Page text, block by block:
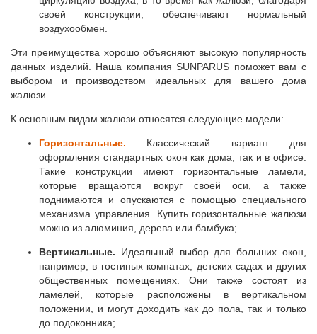
своей конструкции, обеспечивают нормальный
воздухообмен.
Эти преимущества хорошо объясняют высокую популярность
данных изделий. Наша компания SUNPARUS поможет вам с
выбором и производством идеальных для вашего дома
жалюзи.
К основным видам жалюзи относятся следующие модели:
Горизонтальные. Классический вариант для
оформления стандартных окон как дома, так и в офисе.
Такие конструкции имеют горизонтальные ламели,
которые вращаются вокруг своей оси, а также
поднимаются и опускаются с помощью специального
механизма управления. Купить горизонтальные жалюзи
можно из алюминия, дерева или бамбука;
Вертикальные. Идеальный выбор для больших окон,
например, в гостиных комнатах, детских садах и других
общественных помещениях. Они также состоят из
ламелей, которые расположены в вертикальном
положении, и могут доходить как до пола, так и только
до подоконника;